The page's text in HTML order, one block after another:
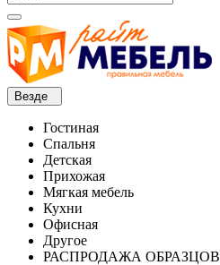
Везде
Гостиная
Спальня
Детская
Прихожая
Мягкая мебель
Кухни
Офисная
Другое
РАСПРОДАЖА ОБРАЗЦОВ